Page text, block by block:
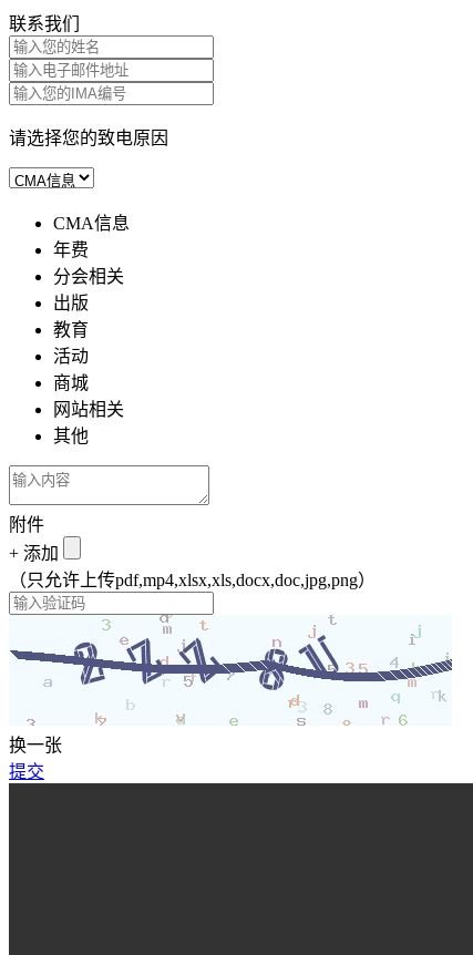
联系我们
请选择您的致电原因
CMA信息
年费
分会相关
出版
教育
活动
商城
网站相关
其他
附件
+ 添加
（只允许上传pdf,mp4,xlsx,xls,docx,doc,jpg,png）
换一张
提交